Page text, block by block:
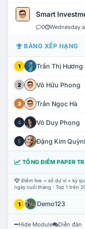
Smart
0 Wednesday
BẢNG XẾP HẠNG
1 Trần Thị Hương
2 Võ Hữu Phong
3 Trần Ngọc Hà
4 Võ Duy Phong
5 Đặng Kim
TỔNG ĐIỂM PAPER
Điểm live = số dư ví + ký
ngày cuối tháng · Top 1 trên
1 Demo123
Hide Module Diễn đàn